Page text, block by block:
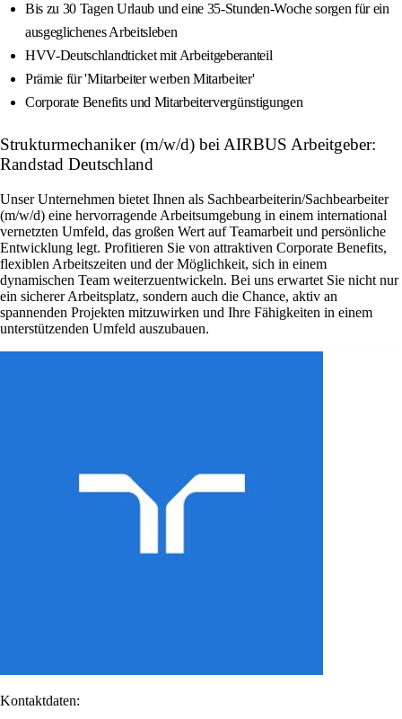
Bis zu 30 Tagen Urlaub und eine 35-Stunden-Woche sorgen für ein
ausgeglichenes Arbeitsleben
HVV-Deutschlandticket mit Arbeitgeberanteil
Prämie für 'Mitarbeiter werben Mitarbeiter'
Corporate Benefits und Mitarbeitervergünstigungen
Strukturmechaniker (m/w/d) bei AIRBUS Arbeitgeber:
Randstad Deutschland
Unser Unternehmen bietet Ihnen als Sachbearbeiterin/Sachbearbeiter
(m/w/d) eine hervorragende Arbeitsumgebung in einem international
vernetzten Umfeld, das großen Wert auf Teamarbeit und persönliche
Entwicklung legt. Profitieren Sie von attraktiven Corporate Benefits,
flexiblen Arbeitszeiten und der Möglichkeit, sich in einem
dynamischen Team weiterzuentwickeln. Bei uns erwartet Sie nicht nur
ein sicherer Arbeitsplatz, sondern auch die Chance, aktiv an
spannenden Projekten mitzuwirken und Ihre Fähigkeiten in einem
unterstützenden Umfeld auszubauen.
Kontaktdaten: